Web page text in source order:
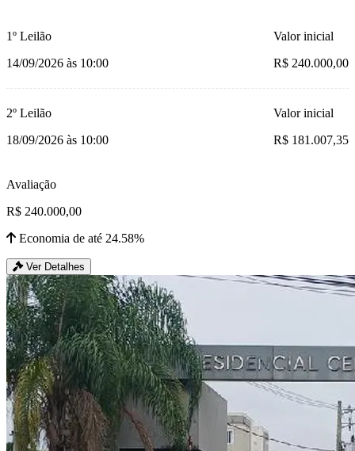
1º Leilão
14/09/2026 às 10:00
Valor inicial
R$ 240.000,00
2º Leilão
18/09/2026 às 10:00
Valor inicial
R$ 181.007,35
Avaliação
R$ 240.000,00
Economia de até 24.58%
Ver Detalhes